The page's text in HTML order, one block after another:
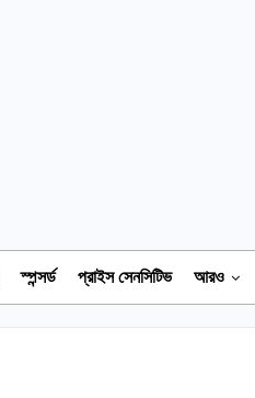
স্পন্সর্ড প্রাইস সেনসিটিভ আরও